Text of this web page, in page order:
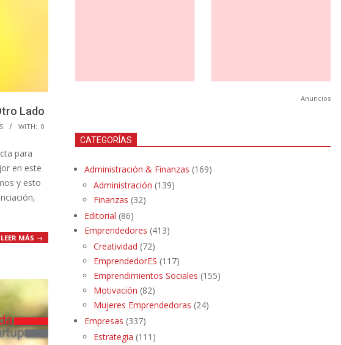
Lado
WITH: 0
para
en este
y esto
LEER MÁS →
Anuncios
CATEGORÍAS
Administración & Finanzas (169)
Administración (139)
Finanzas (32)
Editorial (86)
Emprendedores (413)
Creatividad (72)
EmprendedorES (117)
Emprendimientos Sociales (155)
Motivación (82)
Mujeres Emprendedoras (24)
Empresas (337)
Estrategia (111)